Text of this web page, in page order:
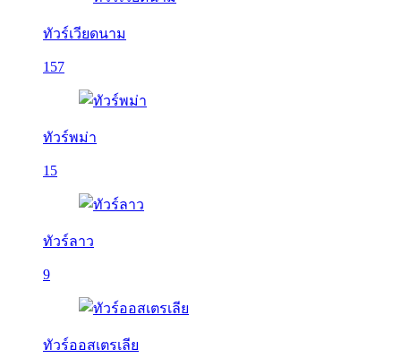
ทัวร์เวียดนาม
157
ทัวร์พม่า
15
ทัวร์ลาว
9
ทัวร์ออสเตรเลีย